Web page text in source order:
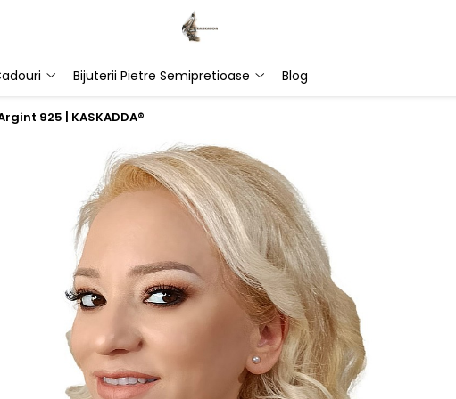
Bijuterii Pietre Semipretioase Blog
925 | KASKADDA®